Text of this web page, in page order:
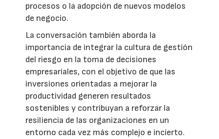
procesos o la adopción de nuevos modelos
de negocio.
La conversación también aborda la
importancia de integrar la cultura de gestión
del riesgo en la toma de decisiones
empresariales, con el objetivo de que las
inversiones orientadas a mejorar la
productividad generen resultados
sostenibles y contribuyan a reforzar la
resiliencia de las organizaciones en un
entorno cada vez más complejo e incierto.